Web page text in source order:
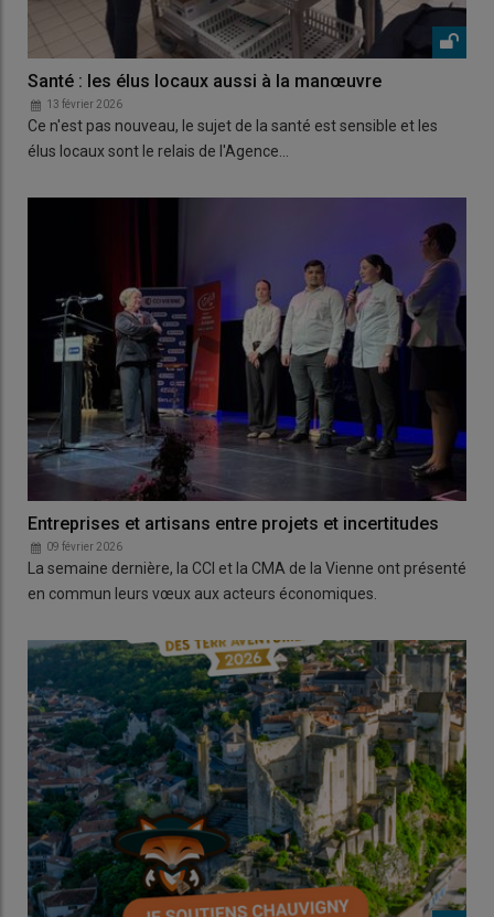
Santé : les élus locaux aussi à la manœuvre
13 février 2026
Ce n'est pas nouveau, le sujet de la santé est sensible et les
élus locaux sont le relais de l'Agence…
Entreprises et artisans entre projets et incertitudes
09 février 2026
La semaine dernière, la CCI et la CMA de la Vienne ont présenté
en commun leurs vœux aux acteurs économiques.